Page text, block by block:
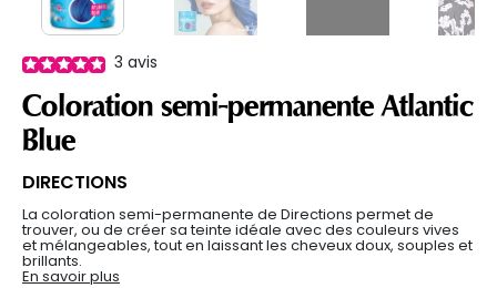
3 avis
Coloration semi-permanente Atlantic
Blue
DIRECTIONS
La coloration semi-permanente de Directions permet de
trouver, ou de créer sa teinte idéale avec des couleurs vives
et mélangeables, tout en laissant les cheveux doux, souples et
brillants.
En savoir plus